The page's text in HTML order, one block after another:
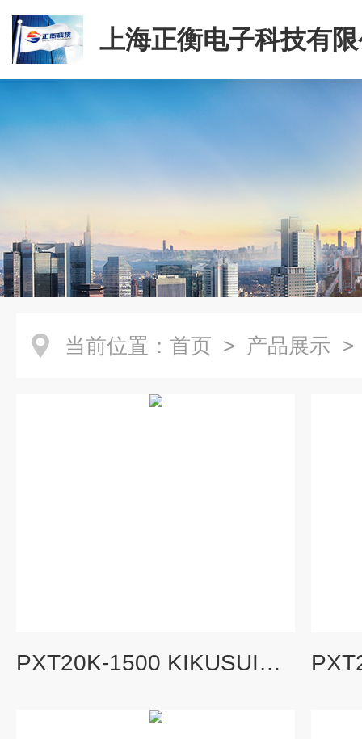
上海正衡电子科技有
当前位置： 首页 > 产品展示
PXT20K-1500 KIKUSUI大功率宽量程直流电源